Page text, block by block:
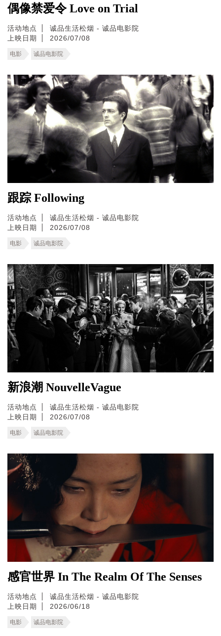
偶像禁爱令 Love on Trial
活动地点
诚品生活松烟 - 诚品电影院
上映日期
2026/07/08
电影 诚品电影院
跟踪 Following
活动地点
诚品生活松烟 - 诚品电影院
上映日期
2026/07/08
电影 诚品电影院
新浪潮 NouvelleVague
活动地点
诚品生活松烟 - 诚品电影院
上映日期
2026/07/08
电影 诚品电影院
感官世界 In The Realm Of The Senses
活动地点
诚品生活松烟 - 诚品电影院
上映日期
2026/06/18
电影 诚品电影院